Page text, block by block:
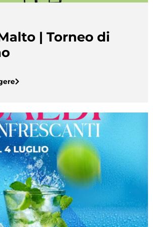
| Torneo di